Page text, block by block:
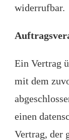
widerrufbar.
Ein Vertrag
mit dem
einen
Vertrag, der